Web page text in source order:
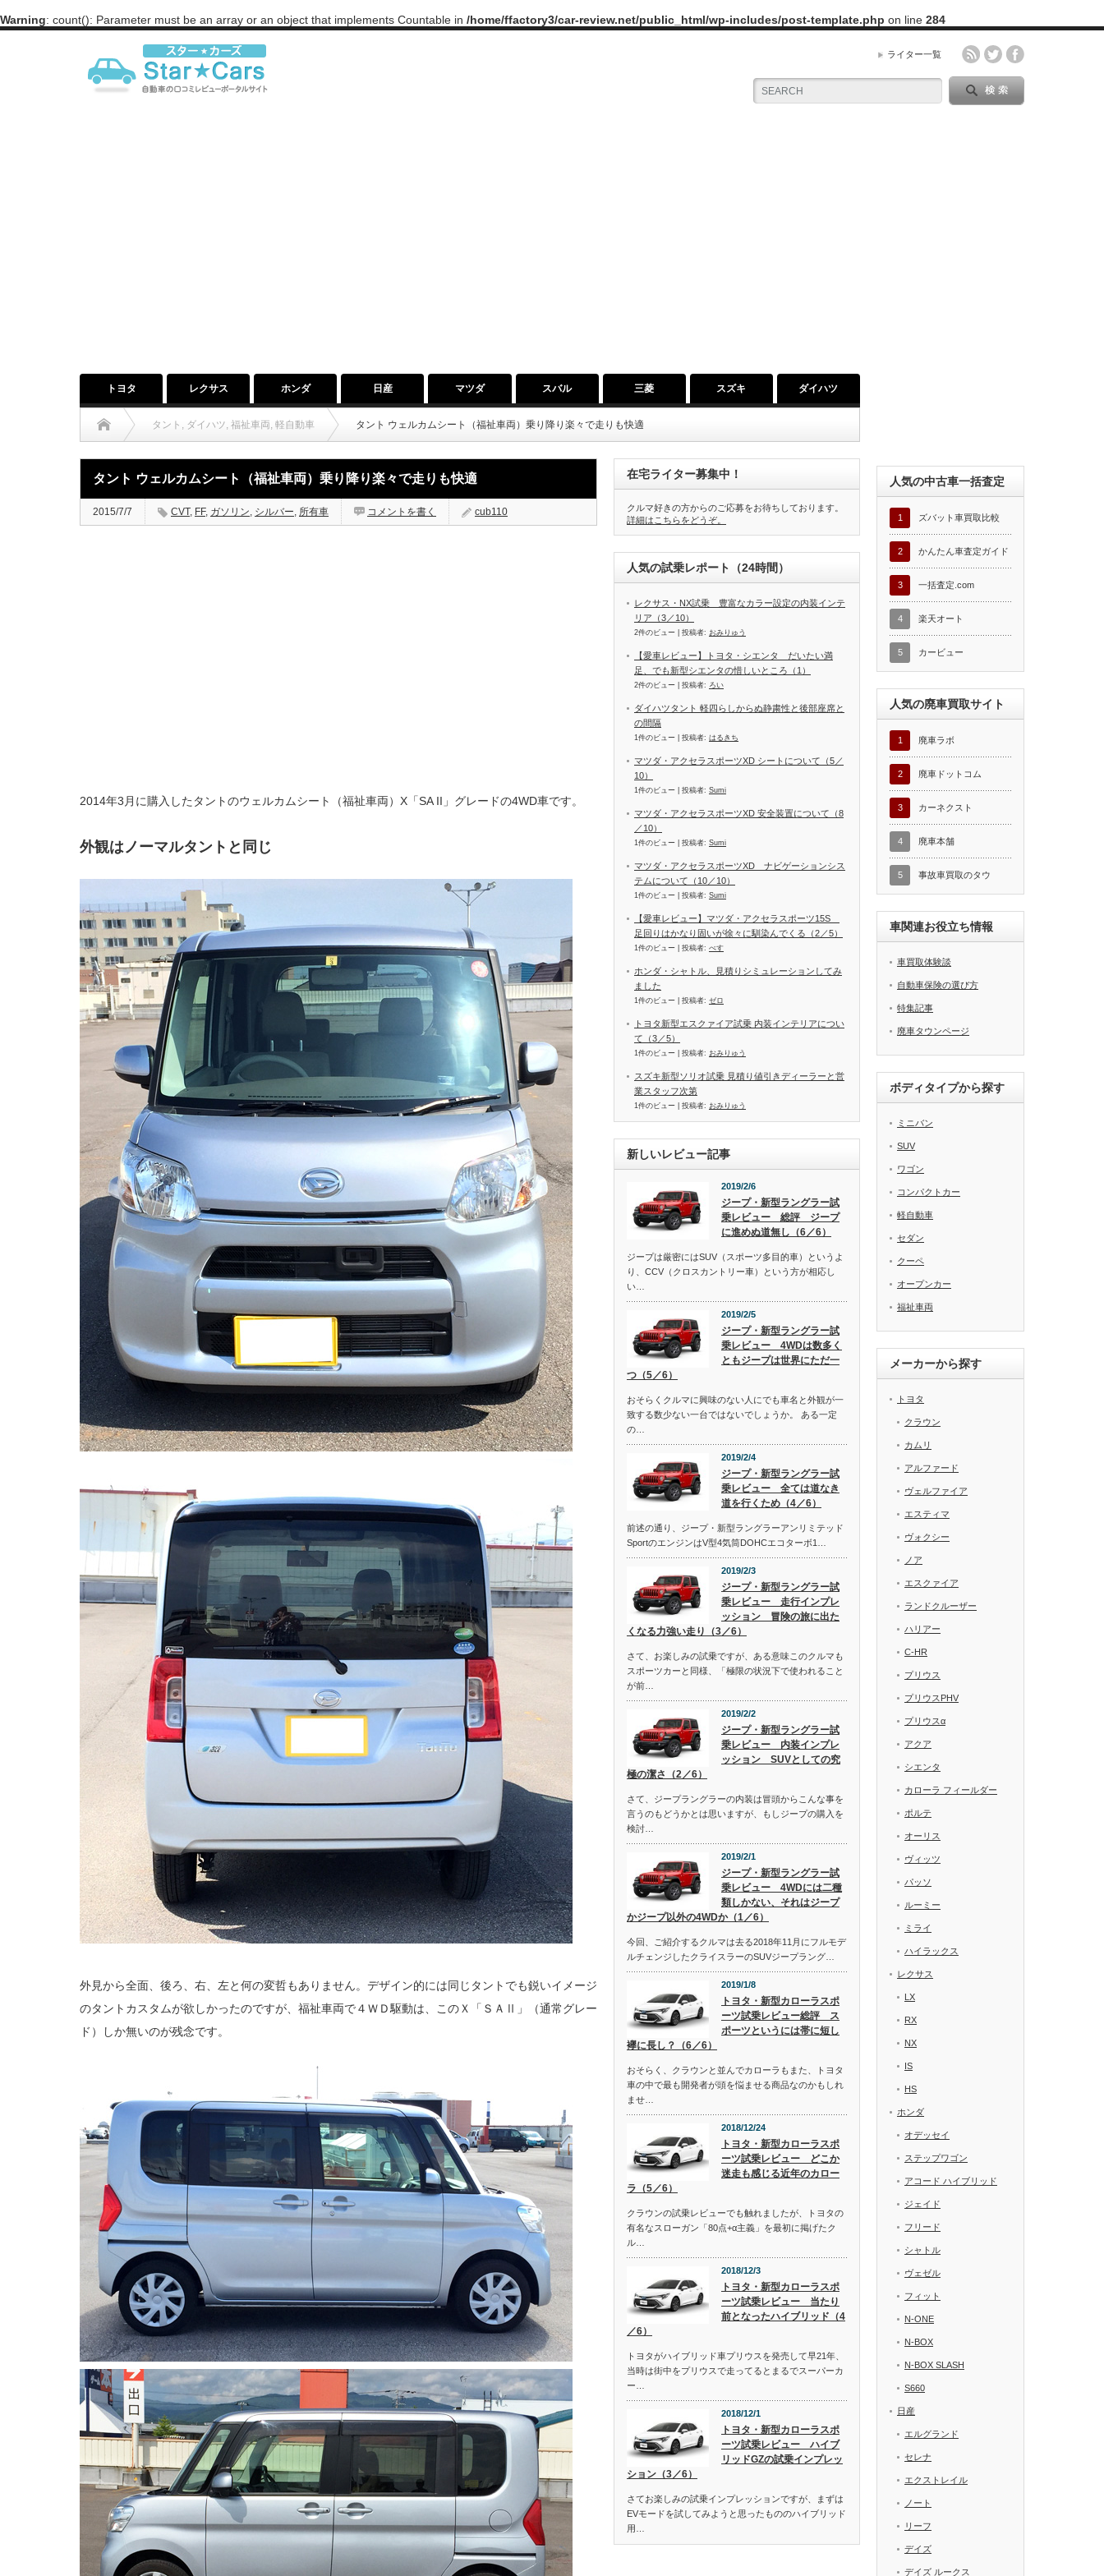
Warning: count(): Parameter must be an array or an object that implements Countable in /home/ffactory3/car-review.net/public_html/wp-includes/post-template.php on line 284
ライター一覧
トヨタ レクサス ホンダ 日産 マツダ スバル 三菱 スズキ ダイハツ
タント , ダイハツ, 福祉車両, 軽自動車 タント ウェルカムシート（福祉車両）乗り降り楽々で走りも快適
タント ウェルカムシート（福祉車両）乗り降り楽々で走りも快適
2015/7/7 CVT, FF, ガソリン, シルバー, 所有車 コメントを書く cub110
2014年3月に購入したタントのウェルカムシート（福祉車両）X「SA II」グレードの4WD車です。
外観はノーマルタントと同じ
外見から全面、後ろ、右、左と何の変哲もありません。デザイン的には同じタントでも鋭いイメージ
のタントカスタムが欲しかったのですが、福祉車両で４ＷＤ駆動は、このＸ「ＳＡⅡ」（通常グレー
ド）しか無いのが残念です。
在宅ライター募集中！
クルマ好きの方からのご応募をお待ちしております。
詳細はこちらをどうぞ。
人気の試乗レポート（24時間）
レクサス・NX試乗 豊富なカラー設定の内装インテ
リア（3／10）
2件のビュー 投稿者: おみりゅう
【愛車レビュー】トヨタ・シエンタ だいたい満
足、でも新型シエンタの惜しいところ（1）
2件のビュー 投稿者: ろい
ダイハツタント 軽四らしからぬ静粛性と後部座席と
の間隔
1件のビュー 投稿者: はるきち
マツダ・アクセラスポーツXD シートについて（5／
10）
1件のビュー 投稿者: Sumi
マツダ・アクセラスポーツXD 安全装置について（8
／10）
1件のビュー 投稿者: Sumi
マツダ・アクセラスポーツXD ナビゲーションシス
テムについて（10／10）
1件のビュー 投稿者: Sumi
【愛車レビュー】マツダ・アクセラスポーツ15S
足回りはかなり固いが徐々に馴染んでくる（2／5）
1件のビュー 投稿者: べす
ホンダ・シャトル、見積りシミュレーションしてみ
ました
1件のビュー 投稿者: ゼロ
トヨタ新型エスクァイア試乗 内装インテリアについ
て（3／5）
1件のビュー 投稿者: おみりゅう
スズキ新型ソリオ試乗 見積り値引きディーラーと営
業スタッフ次第
1件のビュー 投稿者: おみりゅう
新しいレビュー記事
2019/2/6
ジープ・新型ラングラー試
乗レビュー 総評 ジープ
に進めぬ道無し（6／6）
ジープは厳密にはSUV（スポーツ多目的車）というよ
り、CCV（クロスカントリー車）という方が相応し
い…
2019/2/5
ジープ・新型ラングラー試
乗レビュー 4WDは数多く
ともジープは世界にただ一
つ（5／6）
おそらくクルマに興味のない人にでも車名と外観が一
致する数少ない一台ではないでしょうか。 ある一定
の…
2019/2/4
ジープ・新型ラングラー試
乗レビュー 全ては道なき
道を行くため（4／6）
前述の通り、ジープ・新型ラングラーアンリミテッド
SportのエンジンはV型4気筒DOHCエコターボ1…
2019/2/3
ジープ・新型ラングラー試
乗レビュー 走行インプレ
ッション 冒険の旅に出た
くなる力強い走り（3／6）
さて、お楽しみの試乗ですが、ある意味このクルマも
スポーツカーと同様、「極限の状況下で使われること
が前…
2019/2/2
ジープ・新型ラングラー試
乗レビュー 内装インプレ
ッション SUVとしての究
極の潔さ（2／6）
さて、ジープラングラーの内装は冒頭からこんな事を
言うのもどうかとは思いますが、もしジープの購入を
検討…
2019/2/1
ジープ・新型ラングラー試
乗レビュー 4WDには二種
類しかない、それはジープ
かジープ以外の4WDか（1／6）
今回、ご紹介するクルマは去る2018年11月にフルモデ
ルチェンジしたクライスラーのSUVジープラング…
2019/1/8
トヨタ・新型カローラスポ
ーツ試乗レビュー総評 ス
ポーツというには帯に短し
襷に長し？（6／6）
おそらく、クラウンと並んでカローラもまた、トヨタ
車の中で最も開発者が頭を悩ませる商品なのかもしれ
ませ…
2018/12/24
トヨタ・新型カローラスポ
ーツ試乗レビュー どこか
迷走も感じる近年のカロー
ラ（5／6）
クラウンの試乗レビューでも触れましたが、トヨタの
有名なスローガン「80点+α主義」を最初に掲げたク
ル…
2018/12/3
トヨタ・新型カローラスポ
ーツ試乗レビュー 当たり
前となったハイブリッド（4
／6）
トヨタがハイブリッド車プリウスを発売して早21年、
当時は街中をプリウスで走ってるとまるでスーパーカ
ー…
2018/12/1
トヨタ・新型カローラスポ
ーツ試乗レビュー ハイブ
リッドGZの試乗インプレッ
ション（3／6）
さてお楽しみの試乗インプレッションですが、まずは
EVモードを試してみようと思ったもののハイブリッド
用…
人気の中古車一括査定
1 ズバット車買取比較
2 かんたん車査定ガイド
3 一括査定.com
4 楽天オート
5 カービュー
人気の廃車買取サイト
1 廃車ラボ
2 廃車ドットコム
3 カーネクスト
4 廃車本舗
5 事故車買取のタウ
車関連お役立ち情報
車買取体験談
自動車保険の選び方
特集記事
廃車タウンページ
ボディタイプから探す
ミニバン
SUV
ワゴン
コンパクトカー
軽自動車
セダン
クーペ
オープンカー
福祉車両
メーカーから探す
トヨタ
クラウン
カムリ
アルファード
ヴェルファイア
エスティマ
ヴォクシー
ノア
エスクァイア
ランドクルーザー
ハリアー
C-HR
プリウス
プリウスPHV
プリウスα
アクア
シエンタ
カローラ フィールダー
ポルテ
オーリス
ヴィッツ
パッソ
ルーミー
ミライ
ハイラックス
レクサス
LX
RX
NX
IS
HS
ホンダ
オデッセイ
ステップワゴン
アコード ハイブリッド
ジェイド
フリード
シャトル
ヴェゼル
フィット
N-ONE
N-BOX
N-BOX SLASH
S660
日産
エルグランド
セレナ
エクストレイル
ノート
リーフ
デイズ
デイズ ルークス